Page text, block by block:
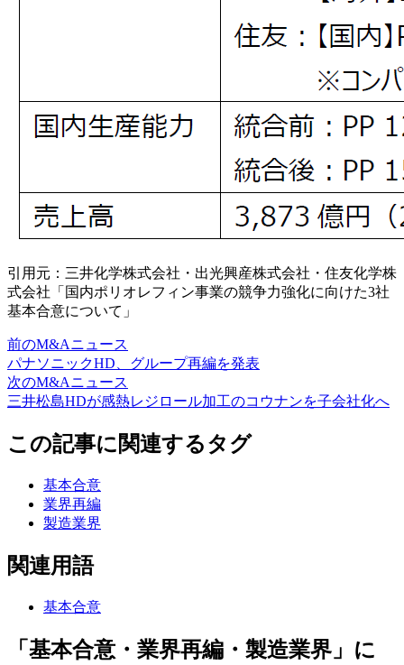
引用元：三井化学株式会社・出光興産株式会社・住友化学株
式会社「国内ポリオレフィン事業の競争力強化に向けた3社
基本合意について」
前のM&Aニュース
パナソニックHD、グループ再編を発表
次のM&Aニュース
三井松島HDが感熱レジロール加工のコウナンを子会社化へ
この記事に関連するタグ
基本合意
業界再編
製造業界
関連用語
基本合意
「基本合意・業界再編・製造業界」に